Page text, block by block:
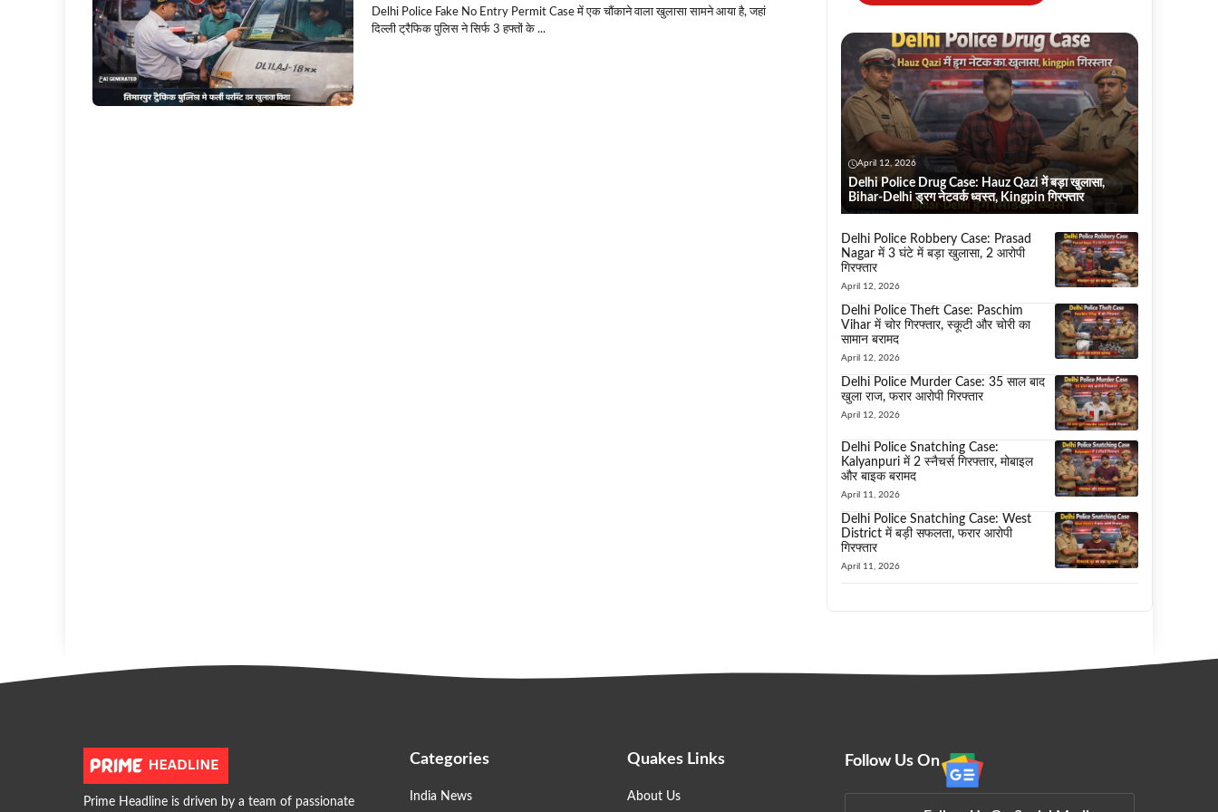
Delhi Police Fake No Entry Permit Case में एक चौंकाने वाला खुलासा सामने आया है, जहां
दिल्ली ट्रैफिक पुलिस ने सिर्फ 3 हफ्तों के ...
April 12, 2026
Delhi Police Drug Case: Hauz Qazi में बड़ा खुलासा,
Bihar-Delhi ड्रग नेटवर्क ध्वस्त, Kingpin गिरफ्तार
Delhi Police Robbery Case: Prasad
Nagar में 3 घंटे में बड़ा खुलासा, 2 आरोपी
गिरफ्तार
April 12, 2026
Delhi Police Theft Case: Paschim
Vihar में चोर गिरफ्तार, स्कूटी और चोरी का
सामान बरामद
April 12, 2026
Delhi Police Murder Case: 35 साल बाद
खुला राज, फरार आरोपी गिरफ्तार
April 12, 2026
Delhi Police Snatching Case:
Kalyanpuri में 2 स्नैचर्स गिरफ्तार, मोबाइल
और बाइक बरामद
April 11, 2026
Delhi Police Snatching Case: West
District में बड़ी सफलता, फरार आरोपी
गिरफ्तार
April 11, 2026
Prime Headline is driven by a team of passionate
Categories
India News
Quakes Links
About Us
Follow Us On